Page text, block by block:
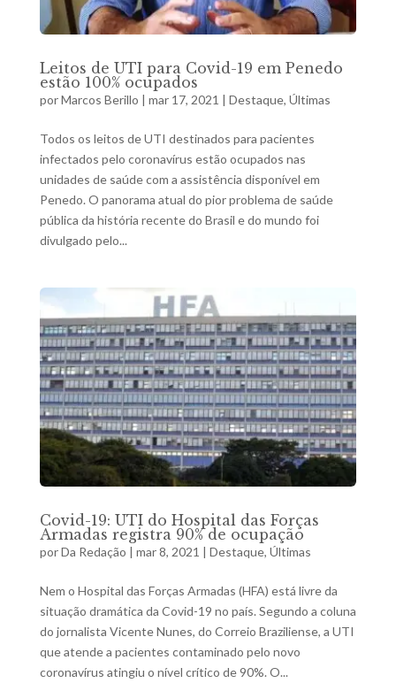
Leitos de UTI para Covid-19 em Penedo
estão 100% ocupados
porMarcos Berillo | mar 17, 2021 | Destaque, Últimas
Todos os leitos de UTI destinados para pacientes
infectados pelo coronavírus estão ocupados nas
unidades de saúde com a assistência disponível em
Penedo. O panorama atual do pior problema de saúde
pública da história recente do Brasil e do mundo foi
divulgado pelo...
Covid-19: UTI do Hospital das Forças
Armadas registra 90% de ocupação
porDa Redação | mar 8, 2021 | Destaque, Últimas
Nem o Hospital das Forças Armadas (HFA) está livre da
situação dramática da Covid-19 no país. Segundo a coluna
do jornalista Vicente Nunes, do Correio Braziliense, a UTI
que atende a pacientes contaminado pelo novo
coronavírus atingiu o nível crítico de 90%. O...